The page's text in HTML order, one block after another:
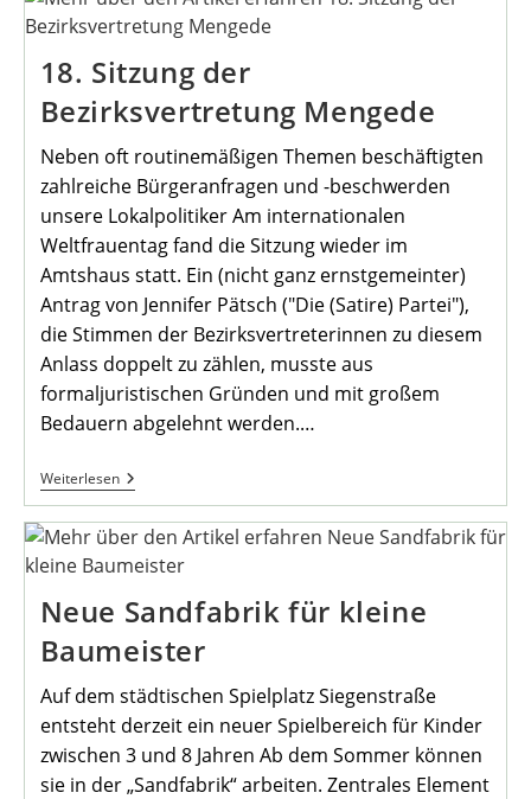
HHG
18. Sitzung der
Bezirksvertretung Mengede
Neben oft routinemäßigen Themen beschäftigten
zahlreiche Bürgeranfragen und -beschwerden
unsere Lokalpolitiker Am internationalen
Weltfrauentag fand die Sitzung wieder im
Amtshaus statt. Ein (nicht ganz ernstgemeinter)
Antrag von Jennifer Pätsch ("Die (Satire) Partei"),
die Stimmen der Bezirksvertreterinnen zu diesem
Anlass doppelt zu zählen, musste aus
formaljuristischen Gründen und mit großem
Bedauern abgelehnt werden.…
Weiterlesen18.
Sitzung
Bezirksvertretung
Mengede
Neue Sandfabrik für kleine
Baumeister
Auf dem städtischen Spielplatz Siegenstraße
entsteht derzeit ein neuer Spielbereich für Kinder
zwischen 3 und 8 Jahren Ab dem Sommer können
sie in der „Sandfabrik“ arbeiten. Zentrales Element